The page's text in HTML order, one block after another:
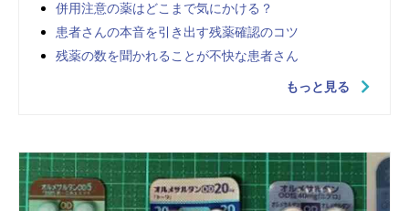
併用注意の薬はどこまで気にかける？
患者さんの本音を引き出す残薬確認のコツ
残薬の数を聞かれることが不快な患者さん
もっと見る